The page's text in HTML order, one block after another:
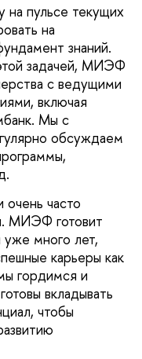
на пульсе текущих
на
знаний.
задачей, МИЭФ
с ведущими
включая
Мы с
обсуждаем
очень часто
МИЭФ готовит
уже много лет,
карьеры как
гордимся и
вкладывать
чтобы